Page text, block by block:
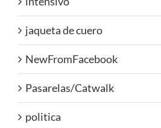
jaqueta de cuero
NewFromFacebook
Pasarelas/Catwalk
politica